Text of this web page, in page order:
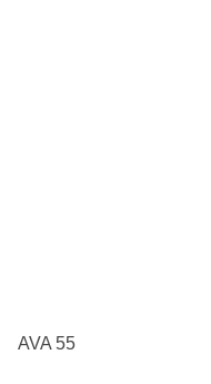
AVA 55